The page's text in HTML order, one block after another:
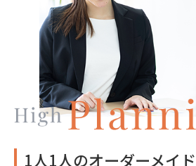
1人1人のオーダーメイ